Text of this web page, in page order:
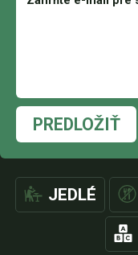
PREDLOŽIŤ
JEDLÉ